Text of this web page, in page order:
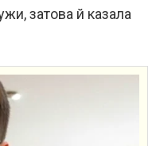
затова й казала